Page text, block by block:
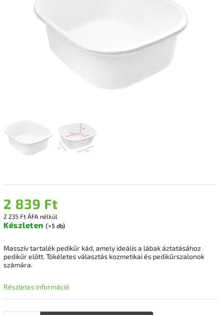
2 839 Ft
2 235 Ft ÁFA nélkül
Készleten (>5 db)
Masszív tartalék pedikűr kád, amely ideális a lábak áztatásához
pedikűr előtt. Tökéletes választás kozmetikai és pedikűrszalonok
számára.
Részletes információ